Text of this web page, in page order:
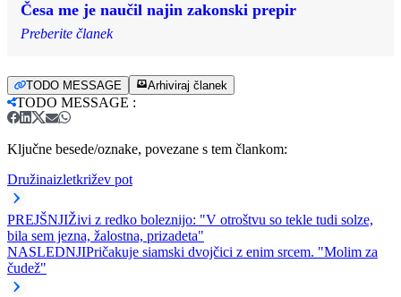
Česa me je naučil najin zakonski prepir
Preberite članek
TODO MESSAGE Arhiviraj članek
TODO MESSAGE :
Ključne besede/oznake, povezane s tem člankom:
Družinaizletkrižev pot
PREJŠNJIŽivi z redko boleznijo: "V otroštvu so tekle tudi solze,
bila sem jezna, žalostna, prizadeta"
NASLEDNJIPričakuje siamski dvojčici z enim srcem. "Molim za
čudež"